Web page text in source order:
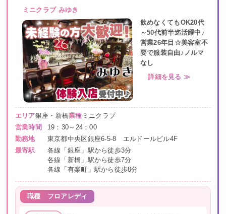
ミニクラブ みゆき
飲めなくてもOK20代
～50代前半迄活躍中♪
営業26年目☆美容室不
要で服装自由♪ノルマ
なし
詳細を見る ≫
エリア銀座・新橋業種 ミニクラブ
営業時間
19：30～24：00
勤務地
東京都中央区銀座6-5-8 エルドールビル4F
最寄駅
各線「銀座」駅から徒歩3分
各線「新橋」駅から徒歩7分
各線「有楽町」駅から徒歩8分
職種 フロアレディ